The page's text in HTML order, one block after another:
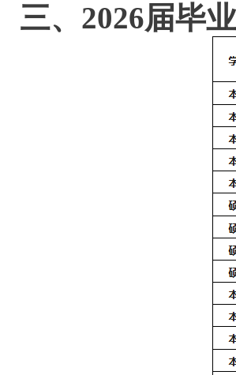
三、 2026届毕